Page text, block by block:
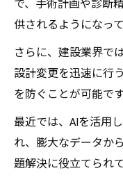
で、手術計画や診断
供されるようになって
さらに、建設業界で
設計変更を迅速に行
を防ぐことが可能です
最近では、AIを活用
れ、膨大なデータか
題解決に役立てられ